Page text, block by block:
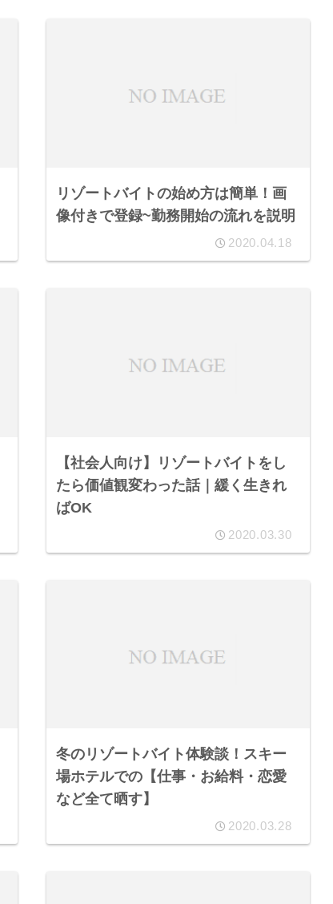
リゾートバイトの始め方は簡単！画
像付きで登録~勤務開始の流れを説明
2020.04.18
【社会人向け】リゾートバイトをし
たら価値観変わった話｜緩く生きれ
ばOK
2020.03.30
冬のリゾートバイト体験談！スキー
場ホテルでの【仕事・お給料・恋愛
など全て晒す】
2020.03.28